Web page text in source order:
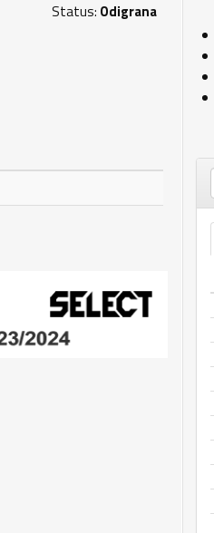
Status: Odigrana